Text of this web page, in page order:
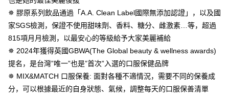
AFTEE 於本服務必要服務範圍內運用。關於 AFTEE 對於個人資料之蒐集、
處理、利用，詳參 AFTEE 官網之『個人資料蒐集、處理及利用告知聲明』
（https://aftee.tw/privacypolicy/）。
若款項超過繳費期限，將根據當次的金額加收年利率 16% 的逾期滯納金。
未成年的使用者，請事先徵得法定代理人或監護人之同意方可使用
AFTEE。
若您對於個人資料之處理、利用有任何疑問，或欲行使相關法律權利，請聯
繫恩沛科技股份有限公司。若您不同意我們將上開所示之個人資料，連同必
每笔NT$100，满NT$600(含以上)免运费
離島配送
每笔NT$150，满NT$1,500(含以上)免运费
試用宅配
海外配送 查看运费
✵ 膠原系列飲品通過「A.A. Clean Label國際無添加認證」，以及國
家SGS檢測，保證不使用甜味劑、香料、糖分、雌激素…等，超過
815項月月檢測，以最安心的等級給予大家美麗補給
✵ 2024年獲得英國GBWA(The Global beauty & wellness awards)
提名，是台灣”唯一”也是”首次”入選的口服保健品牌
✵ MIX&MATCH 口服保養: 面對各種不適情況，需要不同的保養成
分，可以根據最近的自身狀態、氣候，調整每天的口服保善清單